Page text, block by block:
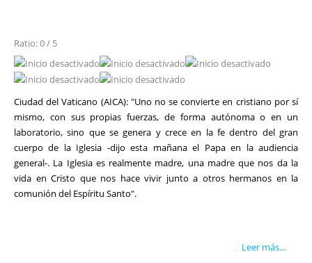
Ratio: 0 / 5
Ciudad del Vaticano (AICA): "Uno no se convierte en cristiano por sí
mismo, con sus propias fuerzas, de forma autónoma o en un
laboratorio, sino que se genera y crece en la fe dentro del gran
cuerpo de la Iglesia -dijo esta mañana el Papa en la audiencia
general-. La Iglesia es realmente madre, una madre que nos da la
vida en Cristo que nos hace vivir junto a otros hermanos en la
comunión del Espíritu Santo".
Leer más...